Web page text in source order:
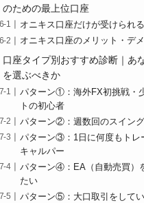
のための最上位口座
オニキス口座だけが受けられ
オニキス口座のメリット・デ
口座タイプ別おすすめ診断｜あ
を選ぶべきか
パターン①：海外FX初挑戦・
トの初心者
パターン②：週数回のスイン
パターン③：1日に何度もトレ
キャルパー
パターン④：EA（自動売買）
たい
パターン⑤：大口取引をして